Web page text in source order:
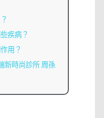
疾病？
用？
新時尚診所 周孫